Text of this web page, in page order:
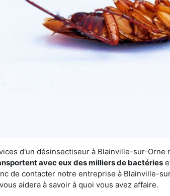
d'un désinsectiseur à Blainville-sur-Orne
avec eux des milliers de bactéries
de contacter notre entreprise à Blainville-
aidera à savoir à quoi vous avez affaire.